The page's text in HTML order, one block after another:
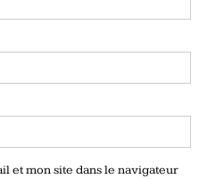
et mon site dans le navigateur